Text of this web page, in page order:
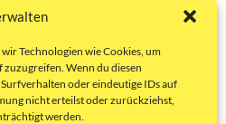
Technologien wie Cookies, um
Wenn du diesen
oder eindeutige IDs auf
nicht erteilst oder zurückziehst,
werden.